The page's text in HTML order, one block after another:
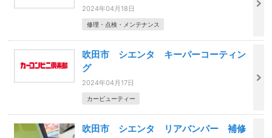
2024年04月18日
修理・点検・メンテナンス
吹田市 シエンタ キーパーコーティン
グ
2024年04月17日
カービューティー
吹田市 シエンタ リアバンパー 補修